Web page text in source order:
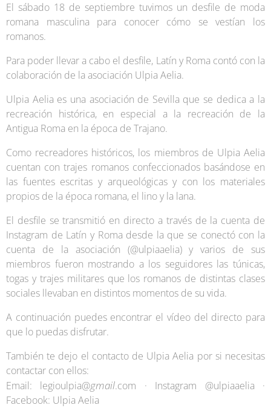
El sábado 18 de septiembre tuvimos un desfile de moda
romana masculina para conocer cómo se vestían los
romanos.
Para poder llevar a cabo el desfile, Latín y Roma contó con la
colaboración de la asociación Ulpia Aelia.
Ulpia Aelia es una asociación de Sevilla que se dedica a la
recreación histórica, en especial a la recreación de la
Antigua Roma en la época de Trajano.
Como recreadores históricos, los miembros de Ulpia Aelia
cuentan con trajes romanos confeccionados basándose en
las fuentes escritas y arqueológicas y con los materiales
propios de la época romana, el lino y la lana.
El desfile se transmitió en directo a través de la cuenta de
Instagram de Latín y Roma desde la que se conectó con la
cuenta de la asociación (@ulpiaaelia) y varios de sus
miembros fueron mostrando a los seguidores las túnicas,
togas y trajes militares que los romanos de distintas clases
sociales llevaban en distintos momentos de su vida.
A continuación puedes encontrar el vídeo del directo para
que lo puedas disfrutar.
También te dejo el contacto de Ulpia Aelia por si necesitas
contactar con ellos:
Email: legioulpia@gmail.com · Instagram @ulpiaaelia ·
Facebook: Ulpia Aelia